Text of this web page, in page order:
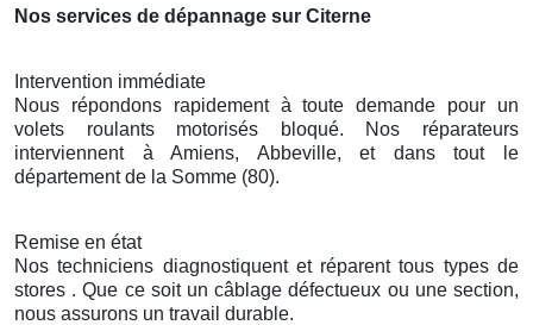
Nos services de dépannage sur Citerne
Intervention immédiate
Nous répondons rapidement à toute demande pour un
volets roulants motorisés bloqué. Nos réparateurs
interviennent à Amiens, Abbeville, et dans tout le
département de la Somme (80).
Remise en état
Nos techniciens diagnostiquent et réparent tous types de
stores . Que ce soit un câblage défectueux ou une section,
nous assurons un travail durable.